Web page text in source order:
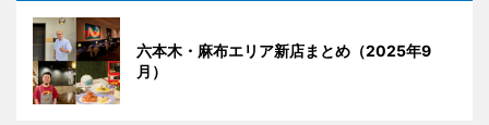
六本木・麻布エリア新店まとめ（2025年9
月）